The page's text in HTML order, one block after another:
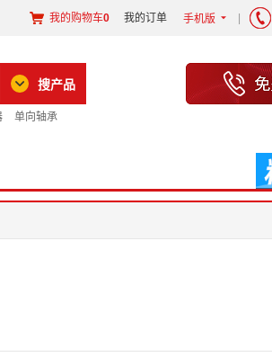
我的购物车0 我的订单 手机版 6
搜产品
单向轴承